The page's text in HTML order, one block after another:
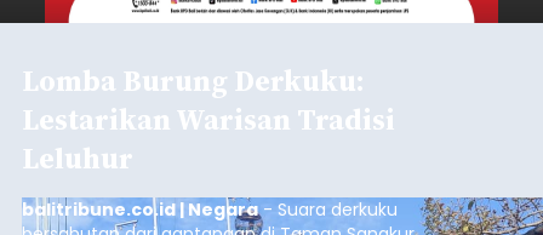
Lomba Burung Derkuku:
Lestarikan Warisan Tradisi
Leluhur
balitribune.co.id | Negara- Suara derkuku